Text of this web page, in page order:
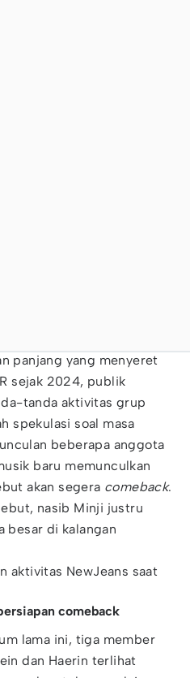
panjang yang menyeret
sejak 2024, publik
tanda aktivitas grup
spekulasi soal masa
beberapa anggota
baru memunculkan
akan segera comeback.
nasib Minji justru
besar di kalangan
aktivitas NewJeans saat
comeback
lama ini, tiga member
dan Haerin terlihat